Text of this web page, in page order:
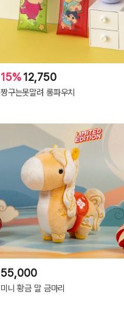
15%12,750
짱구는못말려 롱파우치
55,000
미니 황금 말 금마리